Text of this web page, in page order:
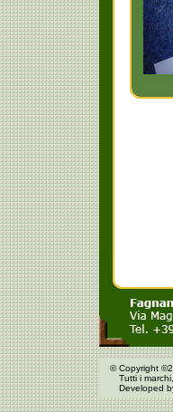
©Copyright
Tutti i
Developed